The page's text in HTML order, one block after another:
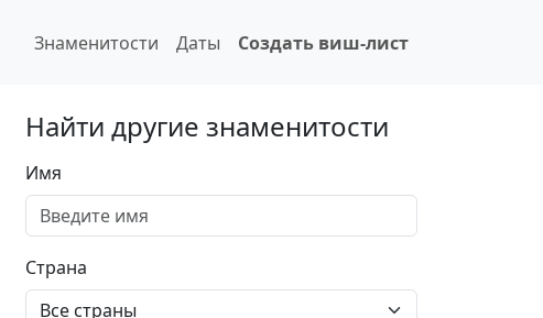
Знаменитости Даты Создать виш-лист
Найти другие знаменитости
Имя
Страна